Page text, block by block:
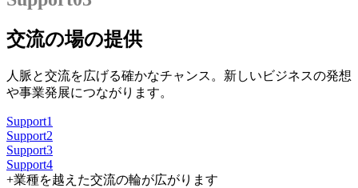
交流の場の提供
人脈と交流を広げる確かなチャンス。新しいビジネスの発想
や事業発展につながります。
Support1
Support2
Support3
Support4
+業種を越えた交流の輪が広がります